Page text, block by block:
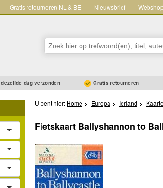
Gratis retourneren NL & BE Nieuwsbrief
dag verzonden Gratis retourneren
U bent hier: Home Europa Ierland
Fietskaart Ballyshannon to